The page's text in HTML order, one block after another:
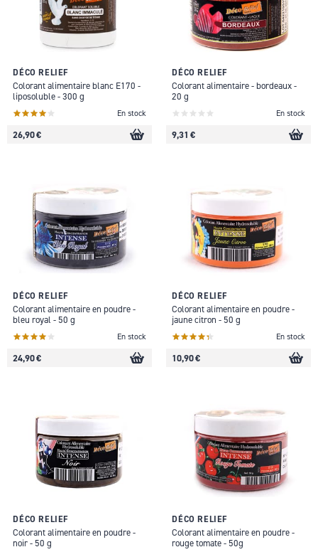
DÉCO RELIEF
Colorant alimentaire blanc E170 -
liposoluble - 300 g
En stock
26,90 €
DÉCO RELIEF
Colorant alimentaire - bordeaux -
20 g
En stock
9,31 €
DÉCO RELIEF
Colorant alimentaire en poudre -
bleu royal - 50 g
En stock
24,90 €
DÉCO RELIEF
Colorant alimentaire en poudre -
jaune citron - 50 g
En stock
10,90 €
DÉCO RELIEF
Colorant alimentaire en poudre -
noir - 50 g
DÉCO RELIEF
Colorant alimentaire en poudre -
rouge tomate - 50g